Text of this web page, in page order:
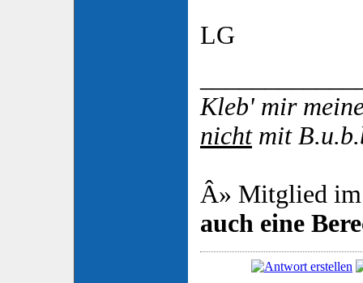
LG
Kleb' mir
nichtmit
Â» Mitglied
auch eine